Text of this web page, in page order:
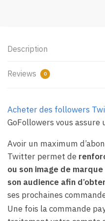
Description
Reviews 0
Acheter des followers
GoFollowers vous assure
Avoir un maximum
Twitter permet de
ou son image de marque
son audience afin
ses prochaines
Une fois la commande